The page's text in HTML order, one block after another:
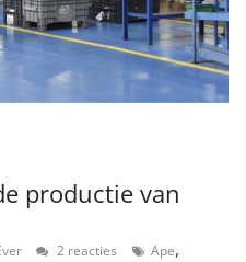
productie van
2 reacties Ape,